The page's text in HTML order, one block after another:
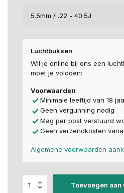
Luchtbuksen
Wil je online bij ons een
moet je voldoen:
Voorwaarden
Minimale leeftijd van 18
Geen vergunning nodig
Mag per post verstuurd
Geen verzendkosten
Algemene voorwaarden
Toevoegen